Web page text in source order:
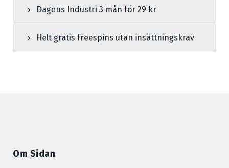
Dagens Industri 3 mån för 29 kr
Helt gratis freespins utan insättningskrav
Om Sidan